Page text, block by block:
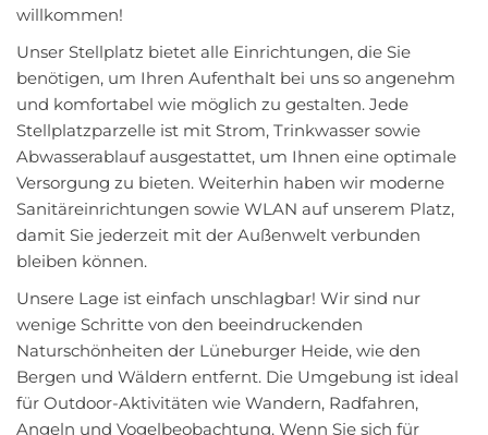
willkommen!
Unser Stellplatz bietet alle Einrichtungen, die Sie
benötigen, um Ihren Aufenthalt bei uns so angenehm
und komfortabel wie möglich zu gestalten. Jede
Stellplatzparzelle ist mit Strom, Trinkwasser sowie
Abwasserablauf ausgestattet, um Ihnen eine optimale
Versorgung zu bieten. Weiterhin haben wir moderne
Sanitäreinrichtungen sowie WLAN auf unserem Platz,
damit Sie jederzeit mit der Außenwelt verbunden
bleiben können.
Unsere Lage ist einfach unschlagbar! Wir sind nur
wenige Schritte von den beeindruckenden
Naturschönheiten der Lüneburger Heide, wie den
Bergen und Wäldern entfernt. Die Umgebung ist ideal
für Outdoor-Aktivitäten wie Wandern, Radfahren,
Angeln und Vogelbeobachtung. Wenn Sie sich für